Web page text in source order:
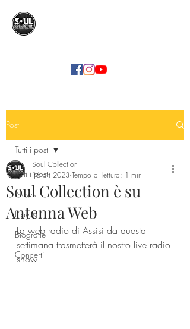
Post
Tutti i post
News
Playlist
Biografie
Concerti
Tutti i post
Soul Collection è su
Antenna Web
Soul Collection
16 ott 2023 Tempo di lettura: 1 min
La web radio di Assisi da questa
settimana trasmetterà il nostro live radio
show